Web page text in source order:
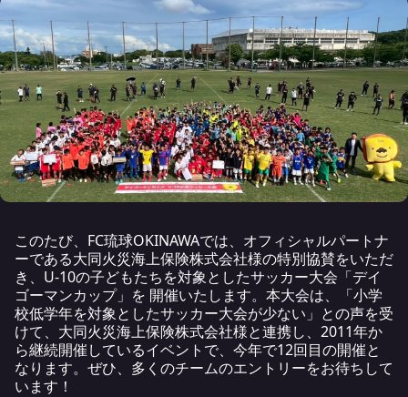
このたび、FC琉球OKINAWAでは、オフィシャルパートナ
ーである大同火災海上保険株式会社様の特別協賛をいただ
き、U-10の子どもたちを対象としたサッカー大会「デイ
ゴーマンカップ」を 開催いたします。本大会は、「小学
校低学年を対象としたサッカー大会が少ない」との声を受
けて、大同火災海上保険株式会社様と連携し、2011年か
ら継続開催しているイベントで、今年で12回目の開催と
なります。ぜひ、多くのチームのエントリーをお待ちして
います！